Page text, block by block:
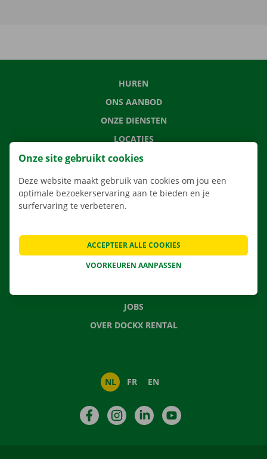
HUREN
ONS AANBOD
ONZE DIENSTEN
LOCATIES
APP
VERHUISOPLOSSINGEN
CONTACTEER ONS
VEELGESTELDE VRAGEN
NIEUWS
JOBS
OVER DOCKX RENTAL
NL FR EN
FacebookInstagramLinkedIn
Onze site gebruikt cookies
Deze website maakt gebruik van cookies om jou een
optimale bezoekerservaring aan te bieden en je
surfervaring te verbeteren.
VOORKEUREN AANPASSEN
ACCEPTEER ALLE COOKIES